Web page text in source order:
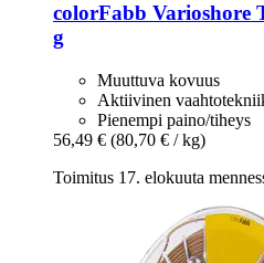
colorFabb Varioshore
g
Muuttuva kovuus
Aktiivinen
Pienempi paino/tiheys
56,49 € (80,70 € / kg)
Toimitus 17. elokuuta